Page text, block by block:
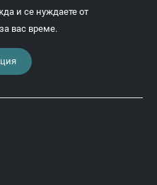
и се нуждаете от
вас време.